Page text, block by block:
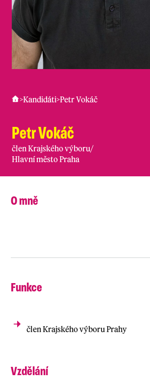
>Kandidáti>Petr Vokáč
Petr Vokáč
člen Krajského výboru/
Hlavní město Praha
O mně
Funkce
člen Krajského výboru Prahy
Vzdělání